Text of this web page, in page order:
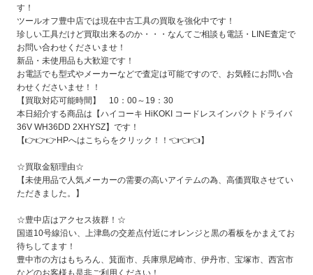
す！
ツールオフ豊中店では現在中古工具の買取を強化中です！
珍しい工具だけど買取出来るのか・・・なんてご相談も電話・LINE査定で
お問い合わせくださいませ！
新品・未使用品も大歓迎です！
お電話でも型式やメーカーなどで査定は可能ですので、お気軽にお問い合
わせくださいませ！！
【買取対応可能時間】 10：00～19：30
本日紹介する商品は【ハイコーキ HiKOKI コードレスインパクトドライバ
36V WH36DD 2XHYSZ】です！
【👉👉👉HPへはこちらをクリック！！ 👈👈👈】
☆買取金額理由☆
【未使用品で人気メーカーの需要の高いアイテムの為、高価買取させてい
ただきました。 】
☆豊中店はアクセス抜群！☆
国道10号線沿い、上津島の交差点付近にオレンジと黒の看板をかまえてお
待ちしてます！
豊中市の方はもちろん、箕面市、兵庫県尼崎市、伊丹市、宝塚市、西宮市
などのお客様も是非ご利用ください！